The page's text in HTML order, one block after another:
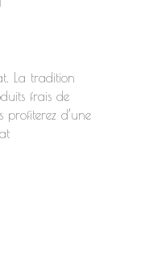
La tradition
frais de
profiterez d’une